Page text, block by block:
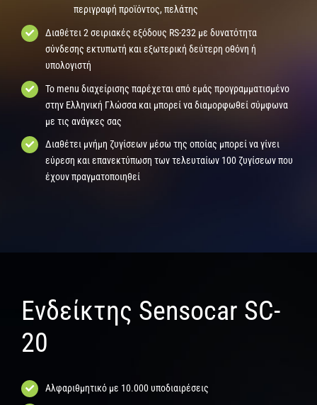
περιγραφή προϊόντος, πελάτης
Διαθέτει 2 σειριακές εξόδους RS-232 με δυνατότητα
σύνδεσης εκτυπωτή και εξωτερική δεύτερη οθόνη ή
υπολογιστή
Το menu διαχείρισης παρέχεται από εμάς προγραμματισμένο
στην Ελληνική Γλώσσα και μπορεί να διαμορφωθεί σύμφωνα
με τις ανάγκες σας
Διαθέτει μνήμη ζυγίσεων μέσω της οποίας μπορεί να γίνει
εύρεση και επανεκτύπωση των τελευταίων 100 ζυγίσεων που
έχουν πραγματοποιηθεί
Ενδείκτης Sensocar SC-
20
Αλφαριθμητικό με 10.000 υποδιαιρέσεις